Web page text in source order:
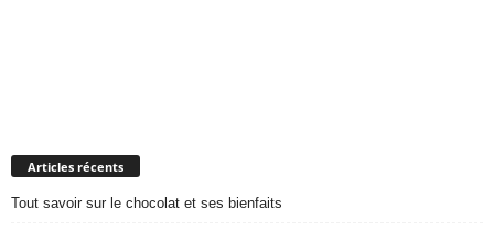
Articles récents
Tout savoir sur le chocolat et ses bienfaits